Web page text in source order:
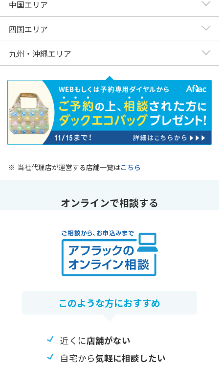
中国エリア
四国エリア
九州・沖縄エリア
※ 当社代理店が運営する店舗一覧はこちら
オンラインで相談する
このような⽅におすすめ
近くに店舗がない
自宅から気軽に相談したい